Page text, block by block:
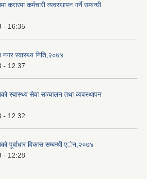
करारमा कर्मचारी व्यवस्थापन गर्ने सम्बन्धी
- 16:35
नगर स्वास्थ्य निति,२०७४
- 12:37
स्वास्थ्य सेवा सञ्चालन तथा व्यवस्थापन
- 12:32
पूर्वाधार विकास सम्बन्धी एेन,२०७४
- 12:28